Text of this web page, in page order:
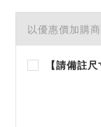
以優惠價加購
【請備註